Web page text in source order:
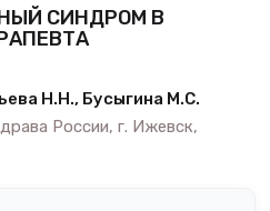
СИНДРОМ В
Н.Н., Бусыгина М.С.
России, г. Ижевск,